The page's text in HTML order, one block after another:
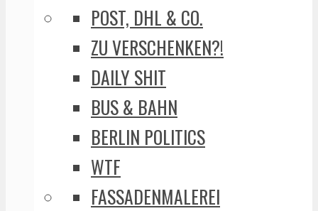
POST, DHL & CO.
ZU VERSCHENKEN?!
DAILY SHIT
BUS & BAHN
BERLIN POLITICS
WTF
FASSADENMALEREI